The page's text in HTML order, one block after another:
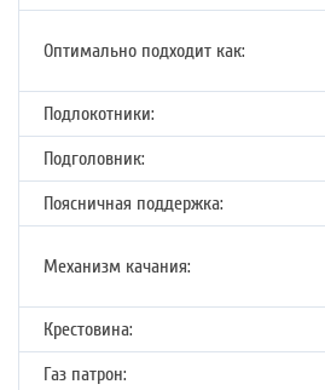
Оптимально подходит как:
Подлокотники:
Подголовник:
Поясничная поддержка:
Механизм качания:
Крестовина:
Газ патрон: